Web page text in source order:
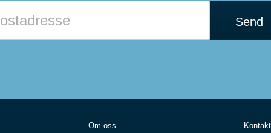
Send
Om oss Kontakt